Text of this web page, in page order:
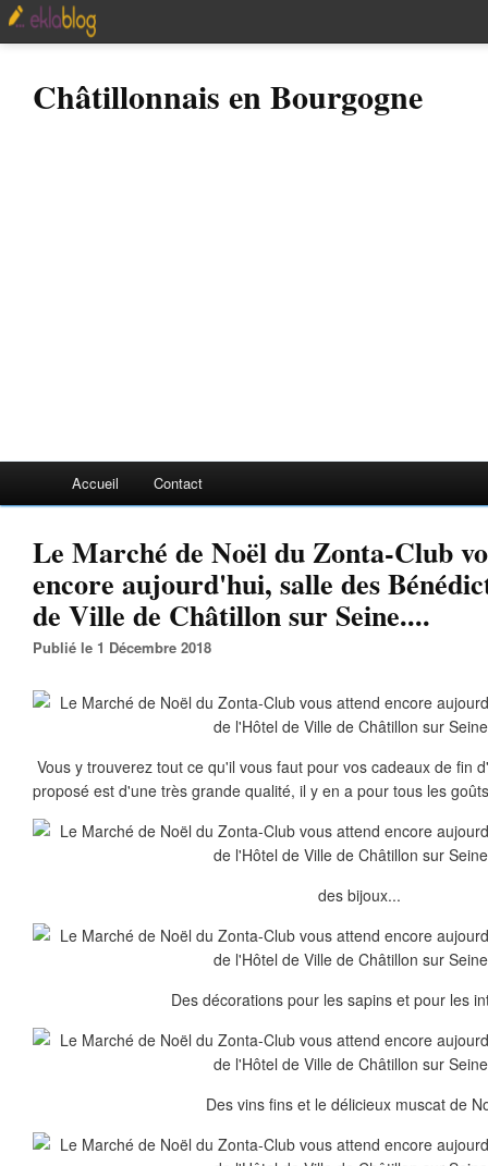
Châtillonnais en Bourgogne
Accueil Contact
Le Marché de Noël du Zonta-Club
encore aujourd'hui, salle des
de Ville de Châtillon sur Seine....
Publié le 1 Décembre 2018
Vous y trouverez tout ce qu'il vous faut pour vos cadeaux de fin
proposé est d'une très grande qualité, il y en a pour tous les
des bijoux...
Des décorations pour les sapins et pour les
Des vins fins et le délicieux muscat de